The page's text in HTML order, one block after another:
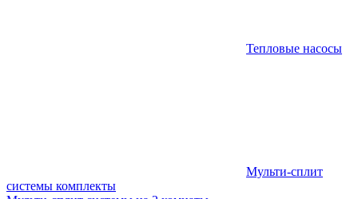
Тепловые насосы
Мульти-сплит
системы комплекты